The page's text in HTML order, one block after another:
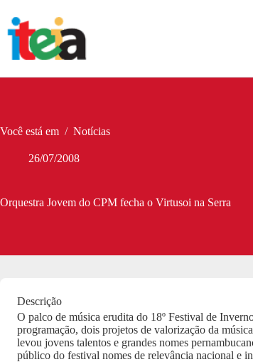
para
conteúdo
Você está em / Notícias
26/07/2008
Orquestra Jovem do CPM fecha o Virtusoi na Serra
Descrição
O palco de música erudita do 18º Festival de
programação, dois projetos de valorização da
levou jovens talentos e grandes nomes
público do festival nomes de relevância nacional e